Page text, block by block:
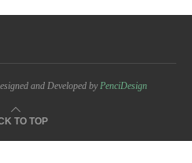
and Developed byPenciDesign
TO TOP